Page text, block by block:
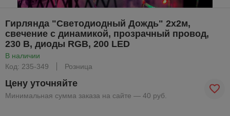
Гирлянда "Светодиодный Дождь" 2х2м,
свечение с динамикой, прозрачный провод,
230 В, диоды RGB, 200 LED
В наличии
Код: 235-349
Розница
Цену уточняйте
Минимальная сумма заказа на сайте — 40 руб.